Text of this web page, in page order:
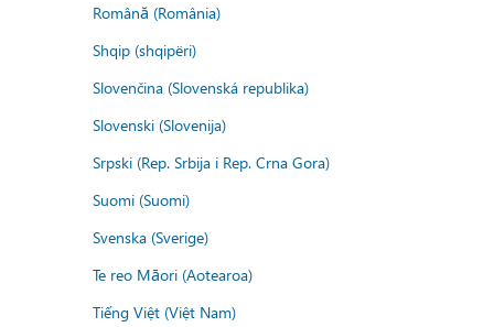
Română (România)
Shqip (shqipëri)
Slovenčina (Slovenská republika)
Slovenski (Slovenija)
Srpski (Rep. Srbija i Rep. Crna Gora)
Suomi (Suomi)
Svenska (Sverige)
Te reo Māori (Aotearoa)
Tiếng Việt (Việt Nam)